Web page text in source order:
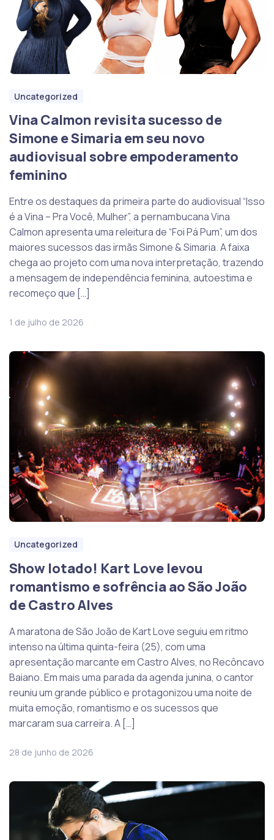
Uncategorized
Vina Calmon revisita sucesso de
Simone e Simaria em seu novo
audiovisual sobre empoderamento
feminino
Entre os destaques da primeira parte do audiovisual “Isso
é a Vina – Pra Você, Mulher”, a pernambucana Vina
Calmon apresenta uma releitura de “Foi Pá Pum”, um dos
maiores sucessos das irmãs Simone & Simaria. A faixa
chega ao projeto com uma nova interpretação, trazendo
a mensagem de independência feminina, autoestima e
recomeço que […]
1 de julho de 2026
Uncategorized
Show lotado! Kart Love levou
romantismo e sofrência ao São João
de Castro Alves
A maratona de São João de Kart Love seguiu em ritmo
intenso na última quinta-feira (25), com uma
apresentação marcante em Castro Alves, no Recôncavo
Baiano. Em mais uma parada da agenda junina, o cantor
reuniu um grande público e protagonizou uma noite de
muita emoção, romantismo e os sucessos que
marcaram sua carreira. A […]
28 de junho de 2026